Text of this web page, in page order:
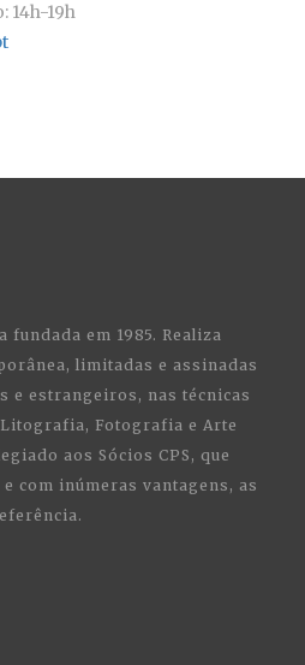
14h-19h
em 1985. Realiza
limitadas e assinadas
e estrangeiros, nas técnicas
Fotografia e Arte
aos Sócios CPS, que
com inúmeras vantagens, as